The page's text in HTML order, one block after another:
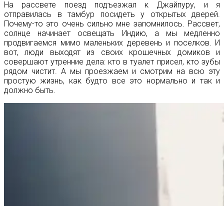
На рассвете поезд подъезжал к Джайпуру, и я
отправилась в тамбур посидеть у открытых дверей.
Почему-то это очень сильно мне запомнилось. Рассвет,
солнце начинает освещать Индию, а мы медленно
продвигаемся мимо маленьких деревень и поселков. И
вот, люди выходят из своих крошечных домиков и
совершают утренние дела: кто в туалет присел, кто зубы
рядом чистит. А мы проезжаем и смотрим на всю эту
простую жизнь, как будто все это нормально и так и
должно быть.